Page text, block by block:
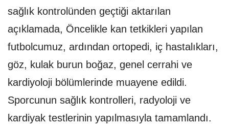
sağlık kontrolünden geçtiği aktarılan
açıklamada, Öncelikle kan tetkikleri yapılan
futbolcumuz, ardından ortopedi, iç hastalıkları,
göz, kulak burun boğaz, genel cerrahi ve
kardiyoloji bölümlerinde muayene edildi.
Sporcunun sağlık kontrolleri, radyoloji ve
kardiyak testlerinin yapılmasıyla tamamlandı.